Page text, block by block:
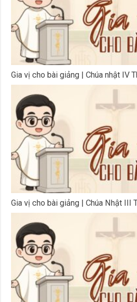
Gia vị cho bài giảng | Chúa nhật IV
Gia vị cho bài giảng | Chúa Nhật III